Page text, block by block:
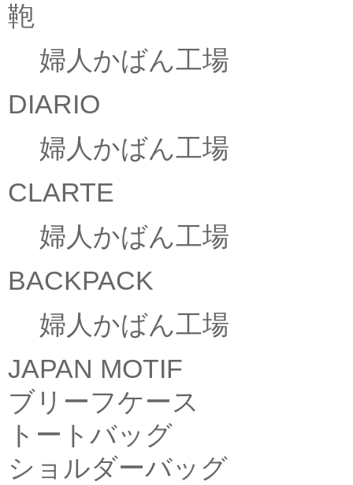
鞄
婦人かばん工場
DIARIO
婦人かばん工場
CLARTE
婦人かばん工場
BACKPACK
婦人かばん工場
JAPAN MOTIF
ブリーフケース
トートバッグ
ショルダーバッグ